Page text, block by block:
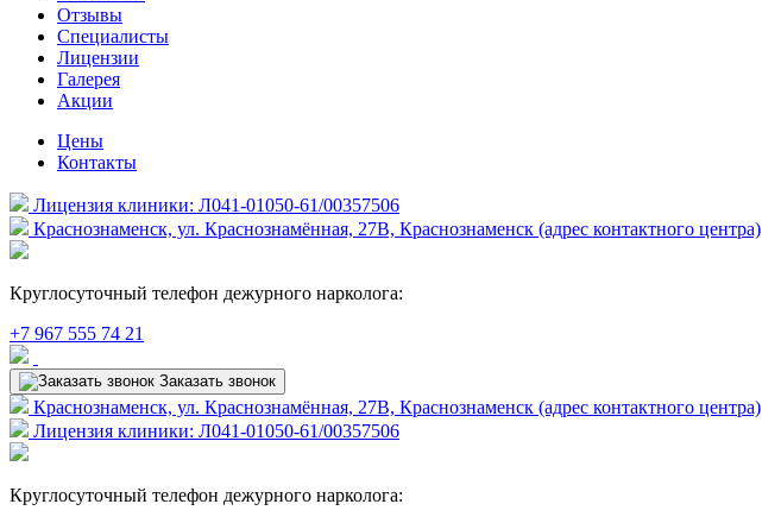
Отзывы
Специалисты
Лицензии
Галерея
Акции
Цены
Контакты
Лицензия клиники: Л041-01050-61/00357506
Краснознаменск, ул. Краснознамённая, 27В, Краснознаменск (адрес контактного центра)
Круглосуточный телефон дежурного нарколога:
+7 967 555 74 21
Заказать звонок
Краснознаменск, ул. Краснознамённая, 27В, Краснознаменск (адрес контактного центра)
Лицензия клиники: Л041-01050-61/00357506
Круглосуточный телефон дежурного нарколога: